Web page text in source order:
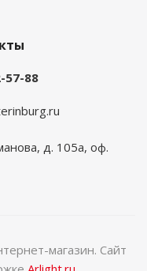
57-88
д. 105а, оф.
магазин. Сайт